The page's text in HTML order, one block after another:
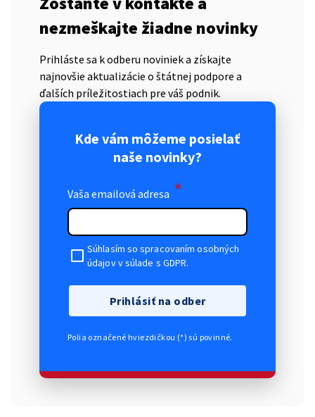
nezmeškajte žiadne novinky
Prihláste sa k odberu noviniek a získajte
najnovšie aktualizácie o štátnej podpore a
ďalších príležitostiach pre váš podnik.
Kde vám môžeme posielať
naše novinky?
Vaša emailová adresa *
Súhlasím so spracovaním osobných
údajov v súlade s GDPR.
Prihlásiť na odber
Polia označené hviezdičkou (*) sú povinné.